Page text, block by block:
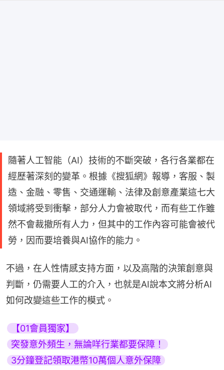
隨著人工智能（AI）技術的不斷突破，各行各業都在
經歷著深刻的變革。根據《搜狐網》報導，客服、製
造、金融、零售、交通運輸、法律及創意產業這七大
領域將受到衝擊，部分人力會被取代，而有些工作雖
然不會裁撤所有人力，但其中的工作內容可能會被代
勞，因而要培養與AI協作的能力。
不過，在人性情感支持方面，以及高階的決策創意與
判斷，仍需要人工的介入，也就是AI說本文將分析AI
如何改變這些工作的模式。
【01會員獨家】
突發意外頻生，無論咩行業都要保障！
3分鐘登記領取港幣10萬個人意外保障